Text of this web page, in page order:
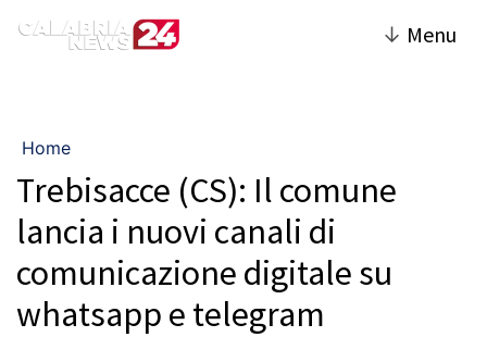
↓ Menu
Home
Trebisacce (CS): Il comune
lancia i nuovi canali di
comunicazione digitale su
whatsapp e telegram